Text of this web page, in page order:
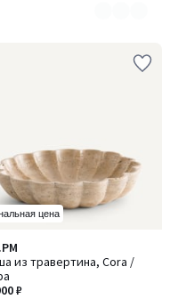
цена
из травертина, Cora /
₽